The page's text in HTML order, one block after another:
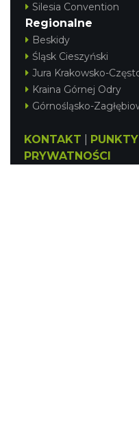
Silesia Convention
Regionalne
Beskidy
Śląsk Cieszyński
Jura Krakowsko-
Kraina Górnej Odry
Górnośląsko-
KONTAKT
PRYWATNOŚCI